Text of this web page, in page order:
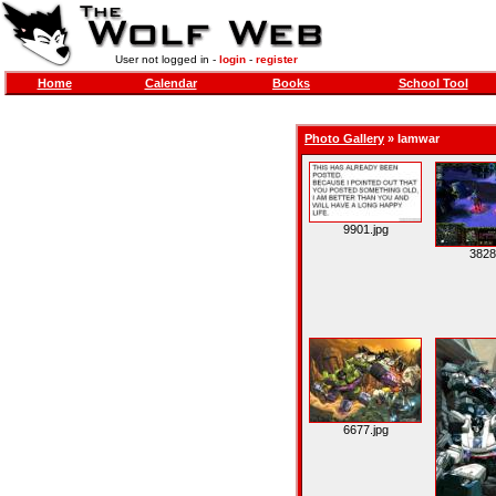
User not logged in - login- register
Home Calendar Books School Tool
Photo Gallery » Iamwar
9901.jpg
6677.jpg